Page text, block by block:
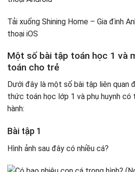
Tải xuống Shining Home – Gia đình
thoại iOS
Một số bài tập toán học 1 và
toán cho trẻ
Dưới đây là một số bài tập liên quan
thức toán học lớp 1 và phụ huynh
hành:
Bài tập 1
Hình ảnh sau đây có nhiều cá?